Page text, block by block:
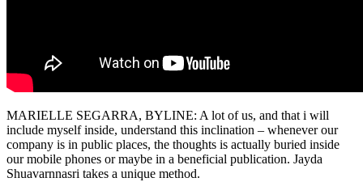
MARIELLE SEGARRA, BYLINE: A lot of us, and that i will
include myself inside, understand this inclination – whenever our
company is in public places, the thoughts is actually buried inside
our mobile phones or maybe in a beneficial publication. Jayda
Shuavarnnasri takes a unique method.